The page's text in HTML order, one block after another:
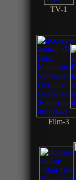
TV-1
Film-3